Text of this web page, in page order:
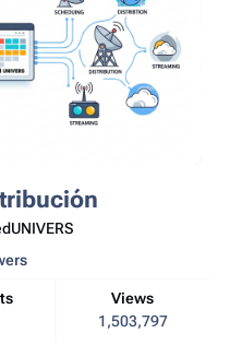
Views
1,503,797